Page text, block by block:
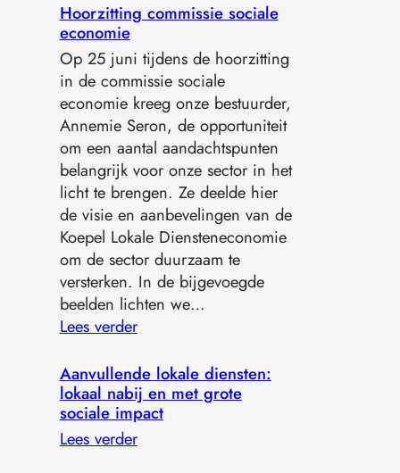
Hoorzitting commissie sociale
economie
Op 25 juni tijdens de hoorzitting
in de commissie sociale
economie kreeg onze bestuurder,
Annemie Seron, de opportuniteit
om een aantal aandachtspunten
belangrijk voor onze sector in het
licht te brengen. Ze deelde hier
de visie en aanbevelingen van de
Koepel Lokale Diensteneconomie
om de sector duurzaam te
versterken. In de bijgevoegde
beelden lichten we…
Lees verder
Aanvullende lokale diensten:
lokaal nabij en met grote
sociale impact
Lees verder